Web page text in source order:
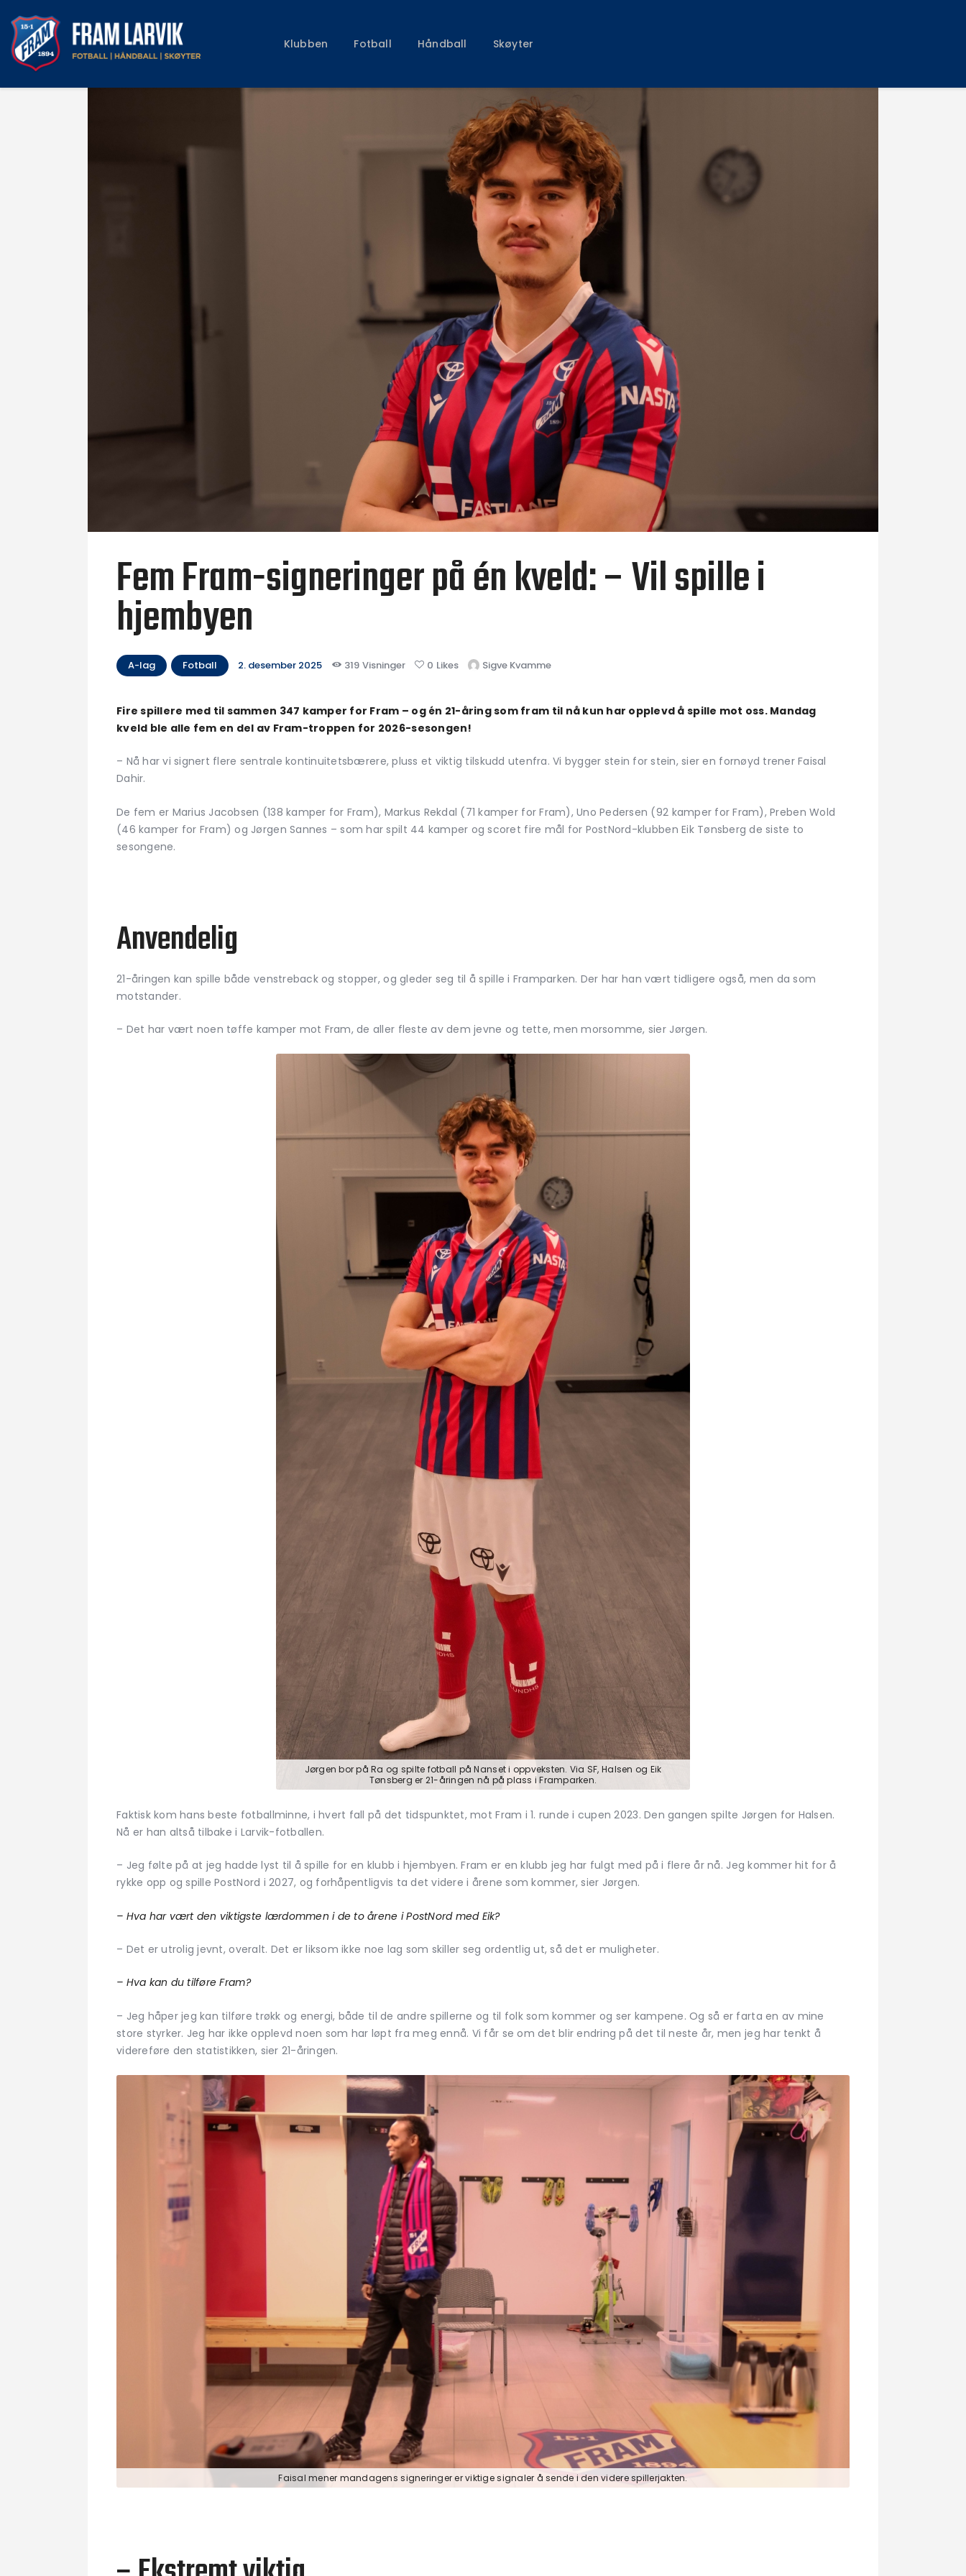
Klubben Fotball Håndball Skøyter
Fotball
Skøyter
Fem Fram-signeringer på én kveld: – Vil spille i
hjembyen
A-lag Fotball 2. desember 2025 319 Visninger 0 Likes Sigve Kvamme
Fire spillere med til sammen 347 kamper for Fram – og én 21-åring som fram til nå kun har opplevd å spille mot oss. Mandag
kveld ble alle fem en del av Fram-troppen for 2026-sesongen!
– Nå har vi signert flere sentrale kontinuitetsbærere, pluss et viktig tilskudd utenfra. Vi bygger stein for stein, sier en fornøyd trener Faisal
Dahir.
De fem er Marius Jacobsen (138 kamper for Fram), Markus Rekdal (71 kamper for Fram), Uno Pedersen (92 kamper for Fram), Preben Wold
(46 kamper for Fram) og Jørgen Sannes – som har spilt 44 kamper og scoret fire mål for PostNord-klubben Eik Tønsberg de siste to
sesongene.
Anvendelig
21-åringen kan spille både venstreback og stopper, og gleder seg til å spille i Framparken. Der har han vært tidligere også, men da som
motstander.
– Det har vært noen tøffe kamper mot Fram, de aller fleste av dem jevne og tette, men morsomme, sier Jørgen.
Jørgen bor på Ra og spilte fotball på Nanset i oppveksten. Via SF, Halsen og Eik
Tønsberg er 21-åringen nå på plass i Framparken.
Faktisk kom hans beste fotballminne, i hvert fall på det tidspunktet, mot Fram i 1. runde i cupen 2023. Den gangen spilte Jørgen for Halsen.
Nå er han altså tilbake i Larvik-fotballen.
– Jeg følte på at jeg hadde lyst til å spille for en klubb i hjembyen. Fram er en klubb jeg har fulgt med på i flere år nå. Jeg kommer hit for å
rykke opp og spille PostNord i 2027, og forhåpentligvis ta det videre i årene som kommer, sier Jørgen.
– Hva har vært den viktigste lærdommen i de to årene i PostNord med Eik?
– Det er utrolig jevnt, overalt. Det er liksom ikke noe lag som skiller seg ordentlig ut, så det er muligheter.
– Hva kan du tilføre Fram?
– Jeg håper jeg kan tilføre trøkk og energi, både til de andre spillerne og til folk som kommer og ser kampene. Og så er farta en av mine
store styrker. Jeg har ikke opplevd noen som har løpt fra meg ennå. Vi får se om det blir endring på det til neste år, men jeg har tenkt å
videreføre den statistikken, sier 21-åringen.
Faisal mener mandagens signeringer er viktige signaler å sende i den videre spillerjakten.